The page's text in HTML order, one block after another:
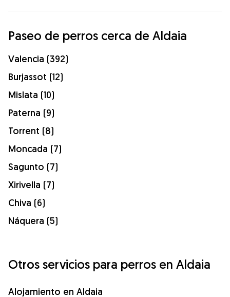
Paseo de perros cerca de Aldaia
Valencia (392)
Burjassot (12)
Mislata (10)
Paterna (9)
Torrent (8)
Moncada (7)
Sagunto (7)
Xirivella (7)
Chiva (6)
Náquera (5)
Otros servicios para perros en Aldaia
Alojamiento en Aldaia